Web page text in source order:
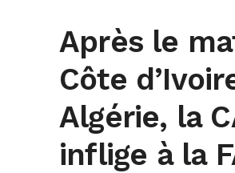
Après le
Côte
Algérie, la
inflige à la